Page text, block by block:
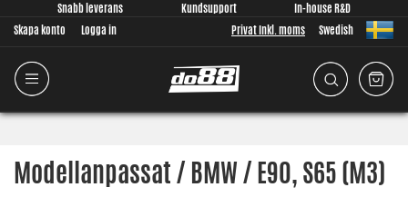
Snabb leverans Kundsupport
In-house R&D
Skapa konto
Logga in Privat Inkl. moms Swedish
Modellanpassat / BMW / E90, S65 (M3)